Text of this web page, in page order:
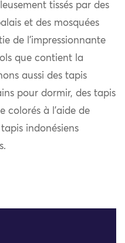
tissés par des
et des mosquées
de l’impressionnante
que contient la
aussi des tapis
pour dormir, des tapis
colorés à l’aide de
indonésiens